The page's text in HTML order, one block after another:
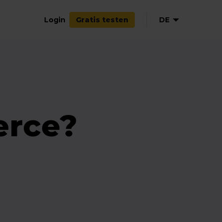
Login Gratis testen DE